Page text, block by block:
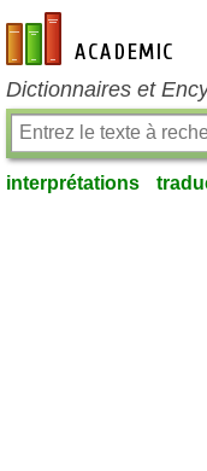
fr-academic.com
Dictionnaires et
interprétations